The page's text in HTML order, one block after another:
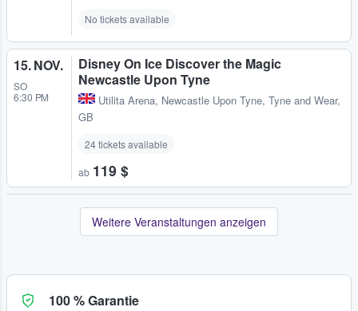
No tickets available
15. NOV.
SO
6:30 PM
Disney On Ice Discover the Magic
Newcastle Upon Tyne
Utilita Arena, Newcastle Upon Tyne, Tyne and Wear,
GB
24 tickets available
ab 119 $
Weitere Veranstaltungen anzeigen
100 % Garantie